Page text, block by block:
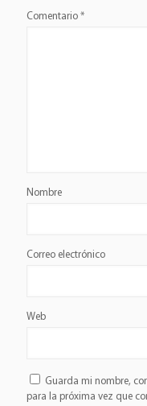
Comentario *
Nombre
Correo electrónico
Web
Guarda mi nombre,
para la próxima vez que